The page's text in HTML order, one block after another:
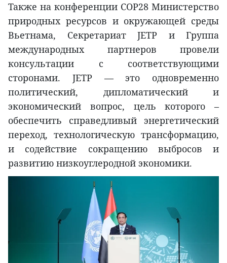
Также на конференции COP28 Министерство
природных ресурсов и окружающей среды
Вьетнама, Секретариат JETP и Группа
международных партнеров провели
консультации с соответствующими
сторонами. JETP — это одновременно
политический, дипломатический и
экономический вопрос, цель которого –
обеспечить справедливый энергетический
переход, технологическую трансформацию,
и содействие сокращению выбросов и
развитию низкоуглеродной экономики.